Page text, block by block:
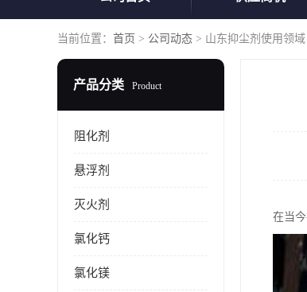
当前位置： 首页 > 公司动态 > 山东抑尘剂使用领域
产品分类 Product
阻化剂
悬浮剂
灭火剂
氯化钙
氯化镁
在当